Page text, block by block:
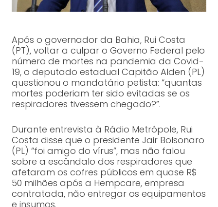
Após o governador da Bahia, Rui Costa
(PT), voltar a culpar o Governo Federal pelo
número de mortes na pandemia da Covid-
19, o deputado estadual Capitão Alden (PL)
questionou o mandatário petista: “quantas
mortes poderiam ter sido evitadas se os
respiradores tivessem chegado?”.
Durante entrevista à Rádio Metrópole, Rui
Costa disse que o presidente Jair Bolsonaro
(PL) “foi amigo do vírus”, mas não falou
sobre a escândalo dos respiradores que
afetaram os cofres públicos em quase R$
50 milhões após a Hempcare, empresa
contratada, não entregar os equipamentos
e insumos.